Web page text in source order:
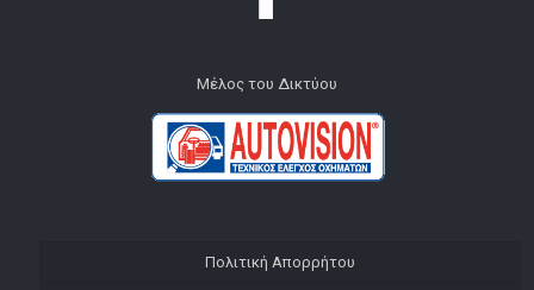
Μέλος του Δικτύου
Πολιτική Απορρήτου